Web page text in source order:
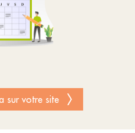
sur votre site